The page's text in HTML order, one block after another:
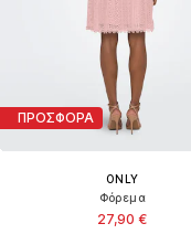
ΠΡΟΣΦΟΡΑ
ONLY
Φόρεμα
27,90 €